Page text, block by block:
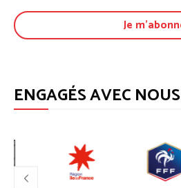
ENGAGÉS AVEC NOUS